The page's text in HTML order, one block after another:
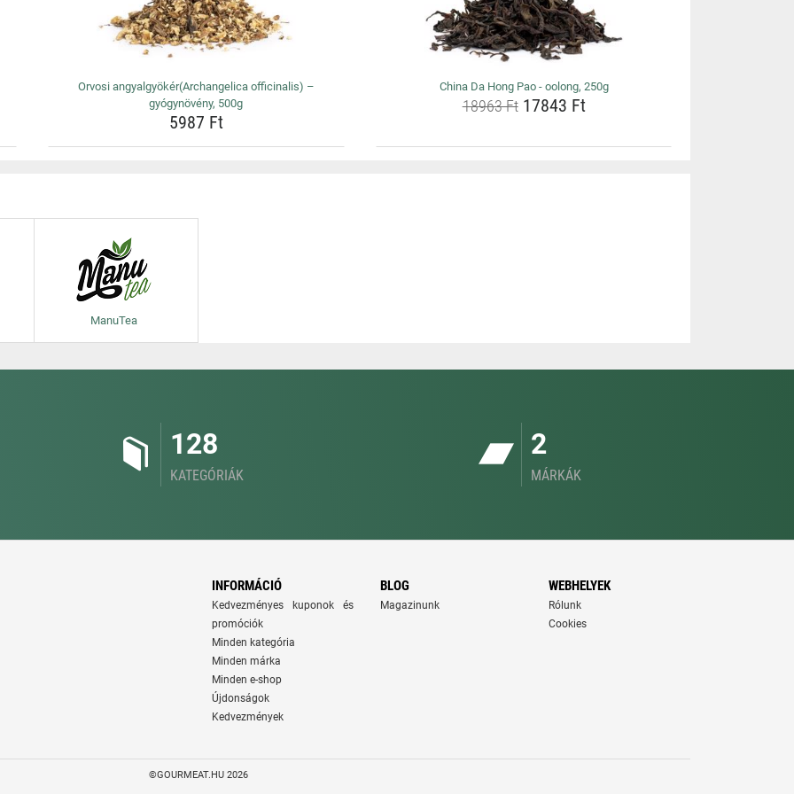
Orvosi angyalgyökér(Archangelica officinalis) –
gyógynövény, 500g
5987 Ft
China Da Hong Pao - oolong, 250g
18963 Ft17843 Ft
ManuTea
128
KATEGÓRIÁK
2
MÁRKÁK
INFORMÁCIÓ
Kedvezményes kuponok és
promóciók
Minden kategória
Minden márka
Minden e-shop
Újdonságok
Kedvezmények
BLOG
Magazinunk
WEBHELYEK
Rólunk
Cookies
©GOURMEAT.HU 2026